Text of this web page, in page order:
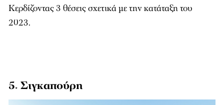
Κερδίζοντας 3 θέσεις σχετικά με την κατάταξη του
2023.
5. Σιγκαπούρη